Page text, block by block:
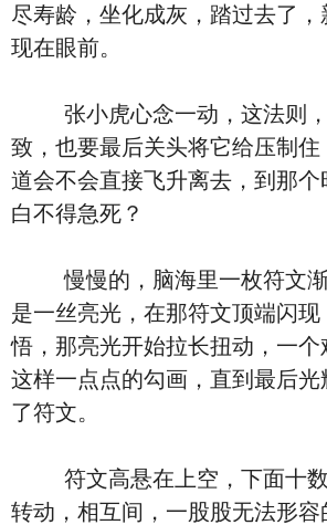
尽寿龄，坐化成灰，踏过去了
现在眼前。
张小虎心念一动，这法则，
致，也要最后关头将它给压制
道会不会直接飞升离去，到那
白不得急死？
慢慢的，脑海里一枚符文渐
是一丝亮光，在那符文顶端闪
悟，那亮光开始拉长扭动，一
这样一点点的勾画，直到最后
了符文。
符文高悬在上空，下面十数
转动，相互间，一股股无法形